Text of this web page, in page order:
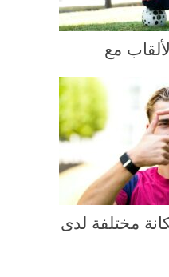
مع
مختلفة لدى